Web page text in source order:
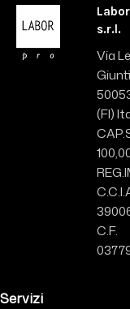
s.r.l.
Via
(FI)
C.F.
Servizi